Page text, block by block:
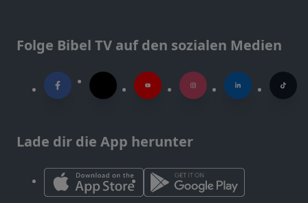
Folge Bibel TV auf den sozialen Medien
Lade dir die App herunter